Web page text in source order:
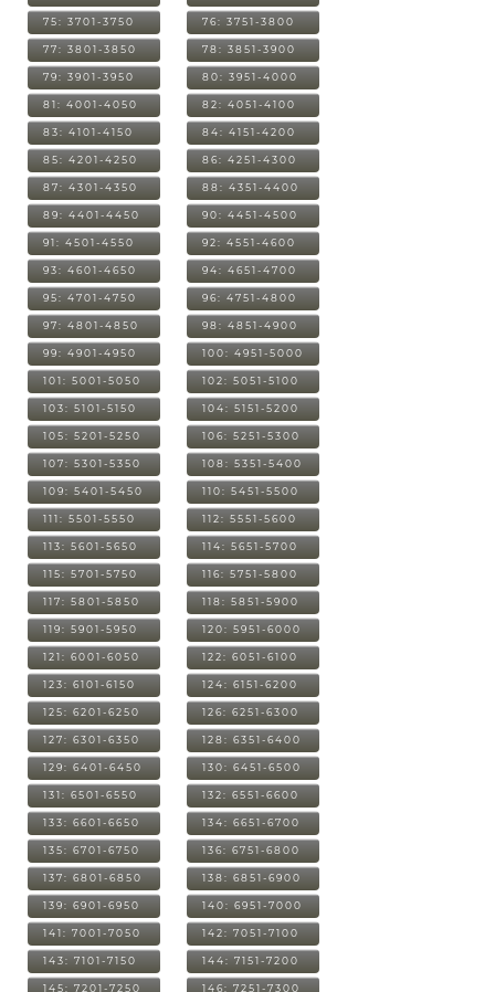
75: 3701-3750 76: 3751-3800
77: 3801-3850 78: 3851-3900
79: 3901-3950 80: 3951-4000
81: 4001-4050 82: 4051-4100
83: 4101-4150 84: 4151-4200
85: 4201-4250 86: 4251-4300
87: 4301-4350 88: 4351-4400
89: 4401-4450 90: 4451-4500
91: 4501-4550 92: 4551-4600
93: 4601-4650 94: 4651-4700
95: 4701-4750 96: 4751-4800
97: 4801-4850 98: 4851-4900
99: 4901-4950 100: 4951-5000
101: 5001-5050 102: 5051-5100
103: 5101-5150 104: 5151-5200
105: 5201-5250 106: 5251-5300
107: 5301-5350 108: 5351-5400
109: 5401-5450 110: 5451-5500
111: 5501-5550 112: 5551-5600
113: 5601-5650 114: 5651-5700
115: 5701-5750 116: 5751-5800
117: 5801-5850 118: 5851-5900
119: 5901-5950 120: 5951-6000
121: 6001-6050 122: 6051-6100
123: 6101-6150 124: 6151-6200
125: 6201-6250 126: 6251-6300
127: 6301-6350 128: 6351-6400
129: 6401-6450 130: 6451-6500
131: 6501-6550 132: 6551-6600
133: 6601-6650 134: 6651-6700
135: 6701-6750 136: 6751-6800
137: 6801-6850 138: 6851-6900
139: 6901-6950 140: 6951-7000
141: 7001-7050 142: 7051-7100
143: 7101-7150 144: 7151-7200
145: 7201-7250 146: 7251-7300